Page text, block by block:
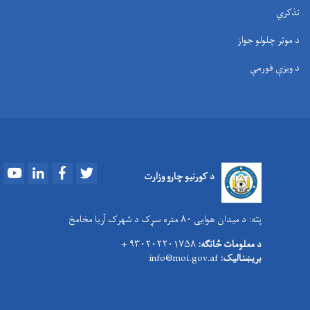
تذکري
د موټر چلولو جواز
د ویزې فورمې
د کورنیو چارو وزارت YoutubeLinkedInFacebook
پته: د میدان هوایی ۸۰ متره سړک د شهرک آریا مخامخ
د معلومات څانګه: ۹۳۰۲۰۲۲۰۱۷۵۸ +
بریښنالیک: info@moi.gov.af